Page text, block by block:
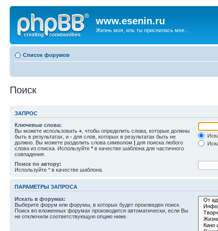
www.esenin.ru
Жизнь моя, иль ты приснилась мне...
Список форумов
Поиск
ЗАПРОС
Ключевые слова:
Вы можете использовать + , чтобы определить слова, которые должны
быть в результатах, и - для слов, которых в результатах быть не
должно. Вы можете разделить слова символом | для поиска любого
слова из списка. Используйте * в качестве шаблона для частичного
совпадения.
Поиск по автору:
Используйте * в качестве шаблона.
ПАРАМЕТРЫ ЗАПРОСА
Искать в форумах:
Выберите форум или форумы, в которых будет произведен поиск.
Поиск во вложенных форумах производится автоматически, если Вы
не отключили соответствующую опцию ниже.